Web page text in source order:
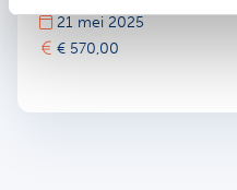
21 mei 2025
€ 570,00